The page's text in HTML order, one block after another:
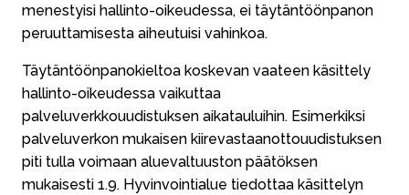
menestyisi hallinto-oikeudessa, ei täytäntöönpanon
peruuttamisesta aiheutuisi vahinkoa.
Täytäntöönpanokieltoa koskevan vaateen käsittely
hallinto-oikeudessa vaikuttaa
palveluverkkouudistuksen aikatauluihin. Esimerkiksi
palveluverkon mukaisen kiirevastaanottouudistuksen
piti tulla voimaan aluevaltuuston päätöksen
mukaisesti 1.9. Hyvinvointialue tiedottaa käsittelyn